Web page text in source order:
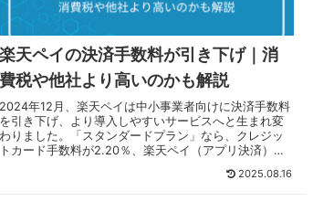
楽天ペイの決済手数料が引き下げ｜消
費税や他社より高いのかも解説
2024年12月、楽天ペイは中小事業者向けに決済手数料
を引き下げ、より導入しやすいサービスへと生まれ変
わりました。「スタンダードプラン」なら、クレジッ
トカード手数料が2.20％、楽天ペイ（アプリ決済）は
らに、月額費用がかからない「ライトプラン」も用意
れており、店舗の規模や予算に応じて最適なプラン
2025.08.16